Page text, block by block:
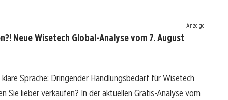
Anzeige
Neue Wisetech Global-Analyse vom 7. August
Sprache: Dringender Handlungsbedarf für Wisetech
Sie lieber verkaufen? In der aktuellen Gratis-Analyse vom